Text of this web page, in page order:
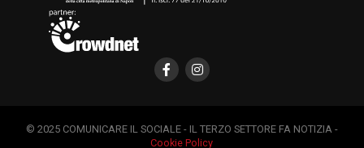
© 2025 COMUNICARE IL SOCIALE - IL TERZO SETTORE FA NOTIZIA -
Cookie Policy